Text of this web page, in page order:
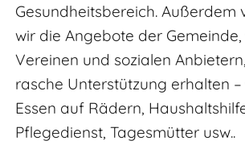
Gesundheitsbereich. Außerdem
wir die Angebote der Gemeinde,
Vereinen und sozialen
rasche Unterstützung erhalten –
Essen auf Rädern,
Pflegedienst, Tagesmütter usw..